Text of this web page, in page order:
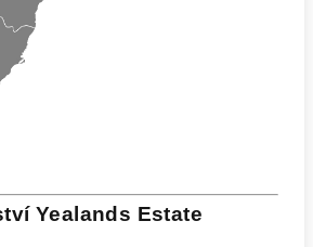
Yealands Estate